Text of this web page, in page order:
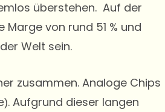
überstehen. Auf der
von rund 51 % und
Welt sein.
zusammen. Analoge Chips
. Aufgrund dieser langen